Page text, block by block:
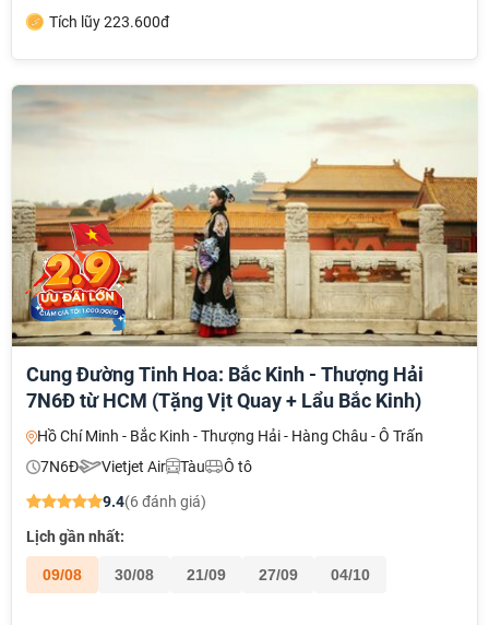
Tích lũy 223.600đ
Cung Đường Tinh Hoa: Bắc Kinh - Thượng Hải
7N6Đ từ HCM (Tặng Vịt Quay + Lẩu Bắc Kinh)
Hồ Chí Minh - Bắc Kinh - Thượng Hải - Hàng Châu - Ô Trấn
7N6Đ
Vietjet Air Tàu
Ô tô
9.4(6 đánh giá)
Lịch gần nhất:
09/08 30/08 21/09 27/09 04/10